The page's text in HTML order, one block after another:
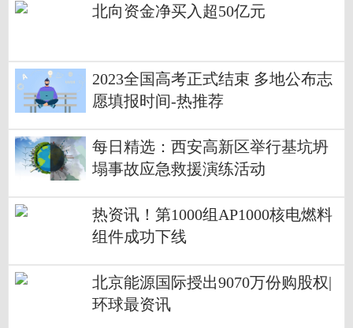
北向资金净买入超50亿元
2023全国高考正式结束 多地公布志
愿填报时间-热推荐
每日精选：西安高新区举行基坑坍
塌事故应急救援演练活动
热资讯！第1000组AP1000核电燃料
组件成功下线
北京能源国际授出9070万份购股权|
环球最资讯